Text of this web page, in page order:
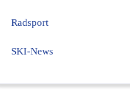
Radsport
SKI-News